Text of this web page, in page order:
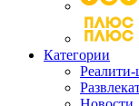
Категории